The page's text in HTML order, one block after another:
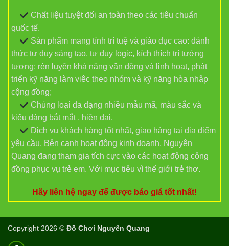
Chất liệu tuyệt đối an toàn theo các tiêu chuẩn
quốc tế.
Sản phẩm mang tính trí tuệ và giáo dục cao: đánh
thức tư duy sáng tạo, tư duy logic, kích thích trí tưởng
tượng; rèn luyện khả năng vận động và linh hoạt, phát
triển kỹ năng làm việc theo nhóm và kỹ năng hòa nhập
cộng đồng;
Chủng loại đa dạng nhiều mẫu mã, màu sắc và
kiểu dáng bắt mắt , hiện đại.
Dịch vụ khách hàng tốt nhất, giao hàng tại địa điểm
yêu cầu. Bên cạnh hoạt động kinh doanh, Nguyên
Quang đang tham gia tích cực vào các hoạt động công
đồng phục vụ trẻ em. Với mục tiêu vì thế giới trẻ thơ.
Hãy liên hệ ngay để được báo giá tốt nhất!
Copyright 2026 © Đồ Chơi Nguyên Quang